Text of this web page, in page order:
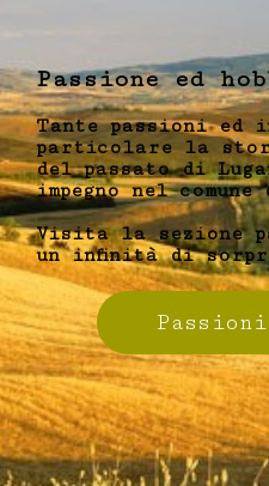
Passione ed
Tante passioni ed
particolare la
del passato di
impegno nel
Visita la sezione
un infinità di